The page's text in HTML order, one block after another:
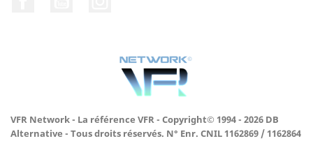
VFR Network - La référence VFR - Copyright© 1994 - 2026 DB
Alternative - Tous droits réservés. N° Enr. CNIL 1162869 / 1162864